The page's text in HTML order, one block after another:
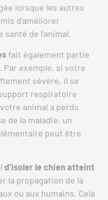
lorsque les autres
d’améliorer
de l’animal.
fait également partie
exemple, si votre
sévère, il se
respiratoire
animal a perdu
de la maladie, un
peut être
d’isoler le chien atteint
la propagation de la
ou aux humains. Cela